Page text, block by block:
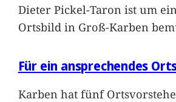
Dieter Pickel-Taron ist um
Ortsbild in Groß-Karben
Für ein ansprechendes
Karben hat fünf